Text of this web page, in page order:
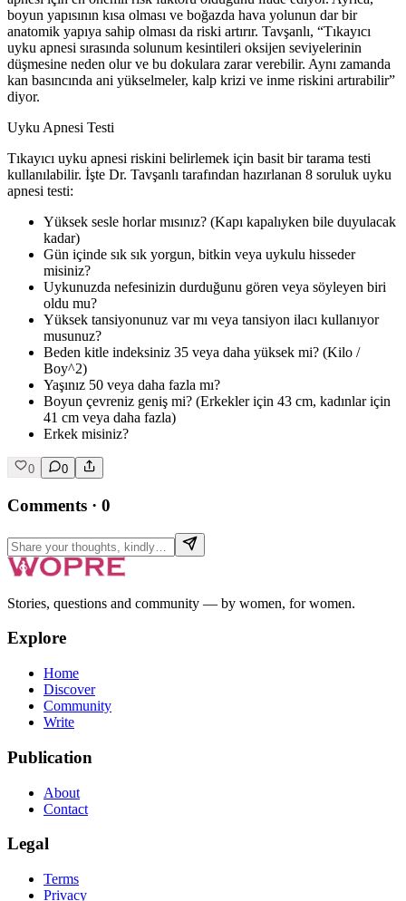
boyun yapısının kısa olması ve boğazda hava yolunun dar bir
anatomik yapıya sahip olması da riski artırır. Tavşanlı, “Tıkayıcı
uyku apnesi sırasında solunum kesintileri oksijen seviyelerinin
düşmesine neden olur ve bu dokulara zarar verebilir. Aynı zamanda
kan basıncında ani yükselmeler, kalp krizi ve inme riskini artırabilir”
diyor.
Uyku Apnesi Testi
Tıkayıcı uyku apnesi riskini belirlemek için basit bir tarama testi
kullanılabilir. İşte Dr. Tavşanlı tarafından hazırlanan 8 soruluk uyku
apnesi testi:
Yüksek sesle horlar mısınız? (Kapı kapalıyken bile duyulacak
kadar)
Gün içinde sık sık yorgun, bitkin veya uykulu hisseder
misiniz?
Uykunuzda nefesinizin durduğunu gören veya söyleyen biri
oldu mu?
Yüksek tansiyonunuz var mı veya tansiyon ilacı kullanıyor
musunuz?
Beden kitle indeksiniz 35 veya daha yüksek mi? (Kilo /
Boy^2)
Yaşınız 50 veya daha fazla mı?
Boyun çevreniz geniş mi? (Erkekler için 43 cm, kadınlar için
41 cm veya daha fazla)
Erkek misiniz?
0 0
Comments · 0
Stories, questions and community — by women, for women.
Explore
Home
Discover
Community
Write
Publication
About
Contact
Legal
Terms
Privacy